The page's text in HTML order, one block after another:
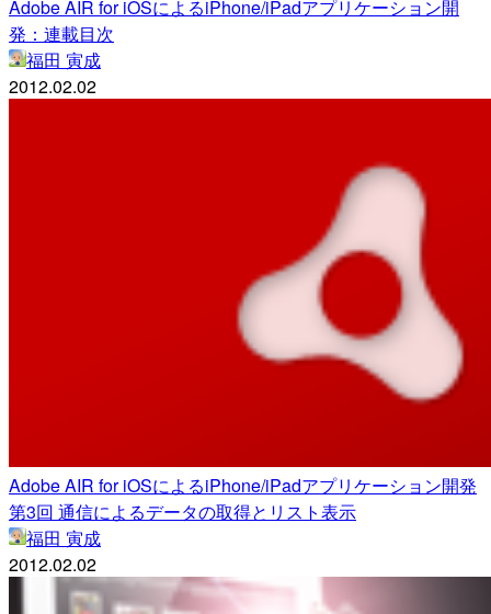
Adobe AIR for iOSによるiPhone/iPadアプリケーション開
発：連載目次
福田 寅成
2012.02.02
Adobe AIR for iOSによるiPhone/iPadアプリケーション開発
第3回 通信によるデータの取得とリスト表示
福田 寅成
2012.02.02